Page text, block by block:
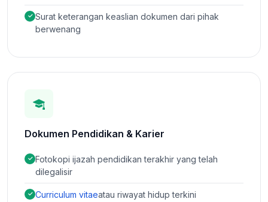
Surat keterangan keaslian dokumen dari pihak
berwenang
Dokumen Pendidikan & Karier
Fotokopi ijazah pendidikan terakhir yang telah
dilegalisir
Curriculum vitaeatau riwayat hidup terkini